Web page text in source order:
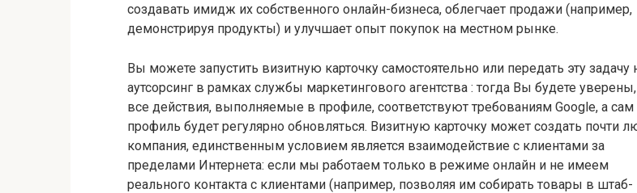
создавать имидж их собственного онлайн-бизнеса, облегчает продажи (например,
демонстрируя продукты) и улучшает опыт покупок на местном рынке.
Вы можете запустить визитную карточку самостоятельно или передать эту задачу
аутсорсинг в рамках службы маркетингового агентства : тогда Вы будете уверены,
все действия, выполняемые в профиле, соответствуют требованиям Google, а сам
профиль будет регулярно обновляться. Визитную карточку может создать почти
компания, единственным условием является взаимодействие с клиентами за
пределами Интернета: если мы работаем только в режиме онлайн и не имеем
реального контакта с клиентами (например, позволяя им собирать товары в штаб-